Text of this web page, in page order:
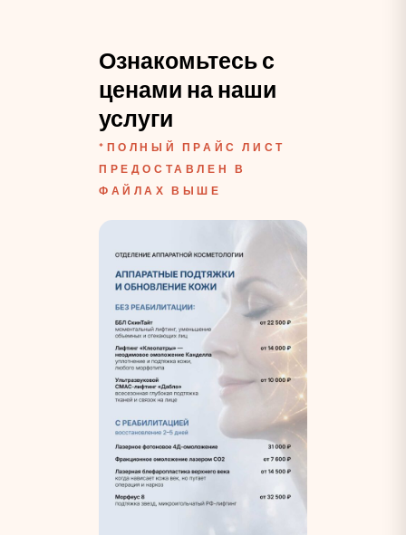
Ознакомьтесь с
ценами на наши
услуги
*ПОЛНЫЙ ПРАЙС ЛИСТ
ПРЕДОСТАВЛЕН В
ФАЙЛАХ ВЫШЕ